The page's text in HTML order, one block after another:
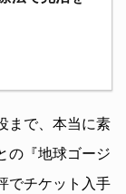
まで、本当に素
の『地球ゴージ
でチケット入手